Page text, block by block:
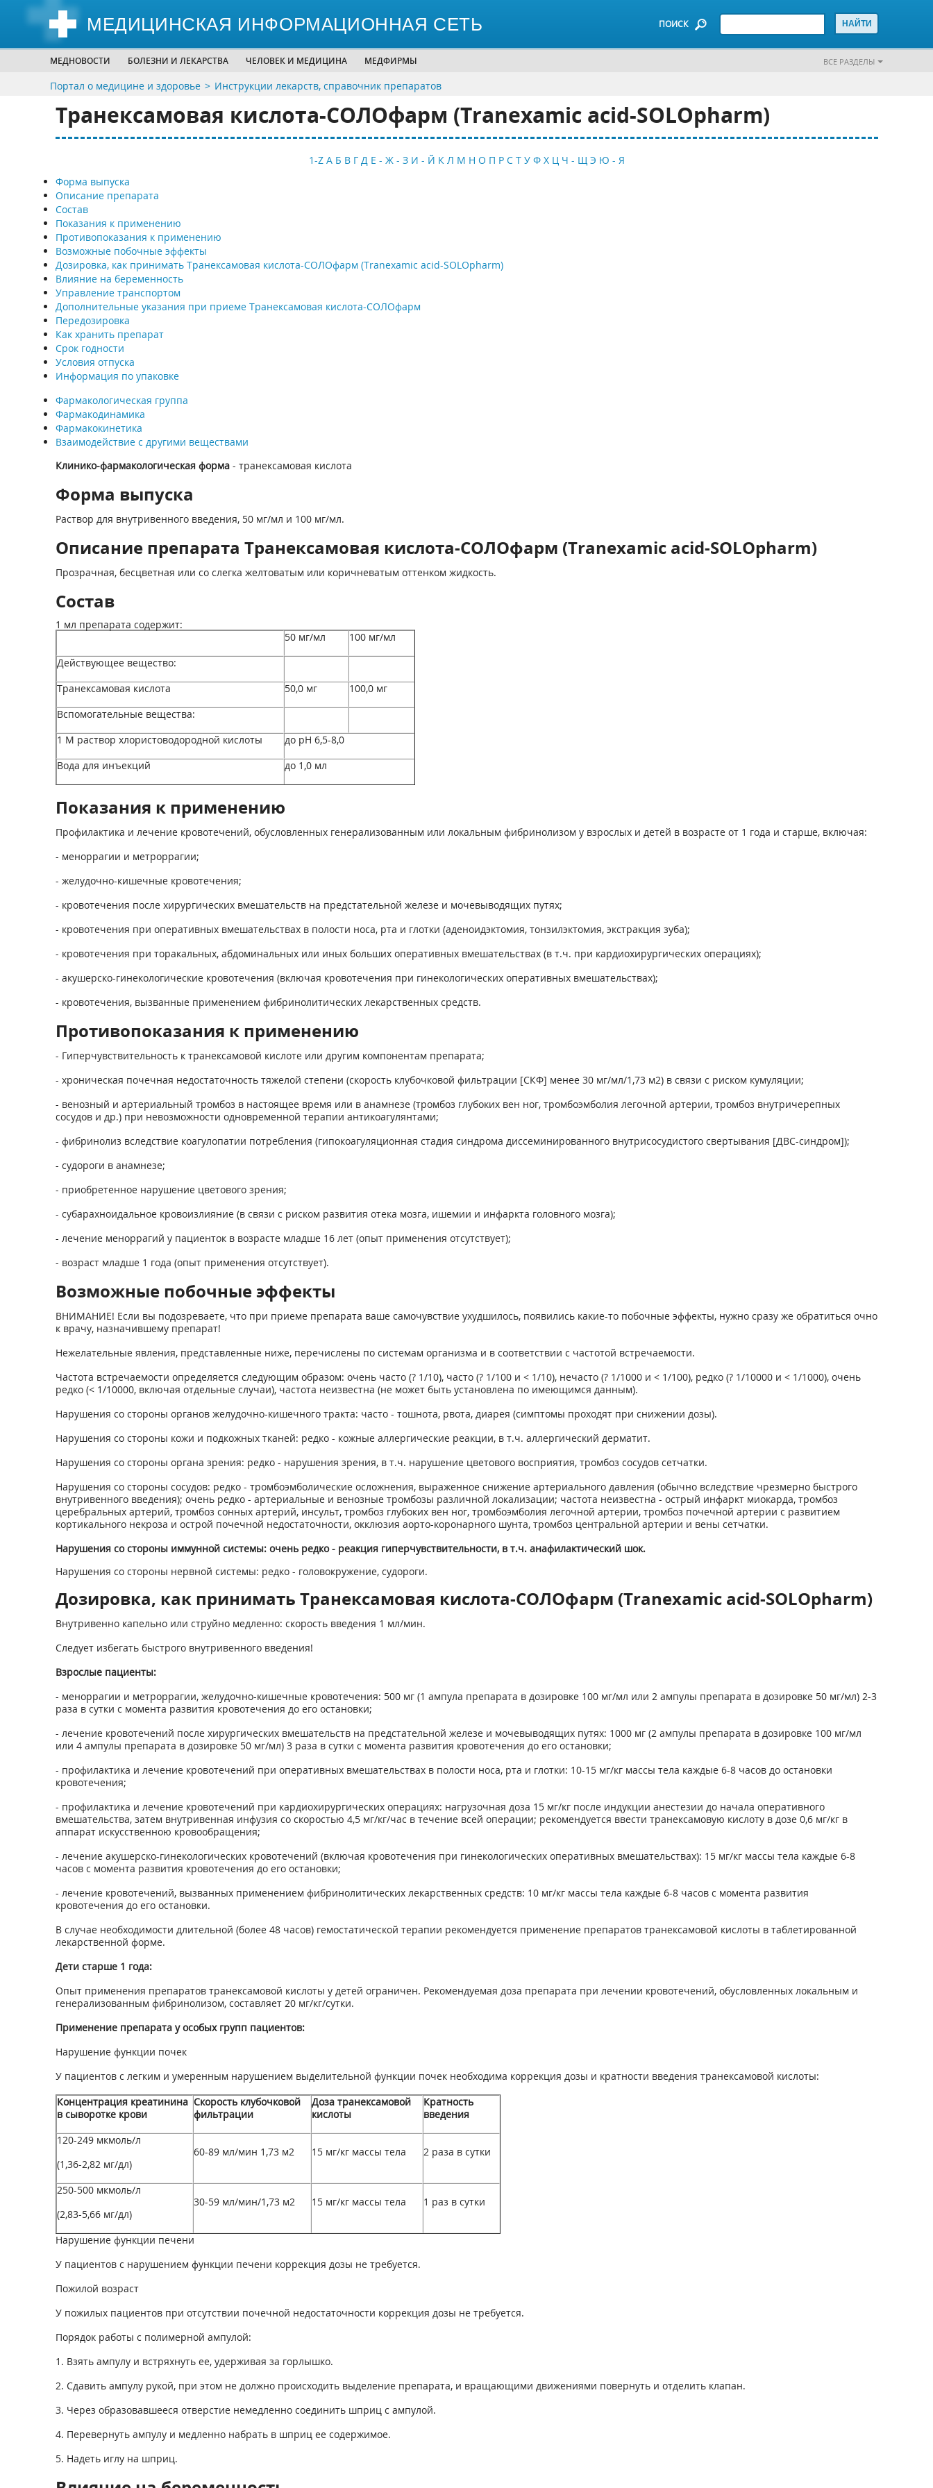
МЕДИЦИНСКАЯ ИНФОРМАЦИОННАЯ СЕТЬ ПОИСК
МЕДНОВОСТИ БОЛЕЗНИ И ЛЕКАРСТВА ЧЕЛОВЕК И МЕДИЦИНА МЕДФИРМЫ ВСЕ РАЗДЕЛЫ
Портал о медицине и здоровье Инструкции лекарств, справочник препаратов
Транексамовая кислота-СОЛОфарм (Tranexamic acid-SOLOpharm)
1-Z А Б В Г Д Е - Ж - З И - Й К Л М Н О П Р С Т У Ф Х Ц Ч - Щ Э Ю - Я
Форма выпуска
Описание препарата
Состав
Показания к применению
Противопоказания к применению
Возможные побочные эффекты
Дозировка, как принимать Транексамовая кислота-СОЛОфарм (Tranexamic acid-SOLOpharm)
Влияние на беременность
Управление транспортом
Дополнительные указания при приеме Транексамовая кислота-СОЛОфарм
Передозировка
Как хранить препарат
Срок годности
Условия отпуска
Информация по упаковке
Фармакологическая группа
Фармакодинамика
Фармакокинетика
Взаимодействие с другими веществами
Клинико-фармакологическая форма- транексамовая кислота
Форма выпуска
Раствор для внутривенного введения, 50 мг/мл и 100 мг/мл.
Описание препарата Транексамовая кислота-СОЛОфарм (Tranexamic acid-SOLOpharm)
Прозрачная, бесцветная или со слегка желтоватым или коричневатым оттенком жидкость.
Состав
1 мл препарата содержит:
50 мг/мл
100 мг/мл
Действующее вещество:
Транексамовая кислота
50,0 мг
100,0 мг
Вспомогательные вещества:
1 М раствор хлористоводородной кислоты
до pH 6,5-8,0
Вода для инъекций
до 1,0 мл
Показания к применению
Профилактика и лечение кровотечений, обусловленных генерализованным или локальным фибринолизом у взрослых и детей в возрасте от 1 года и старше, включая:
- меноррагии и метроррагии;
- желудочно-кишечные кровотечения;
- кровотечения после хирургических вмешательств на предстательной железе и мочевыводящих путях;
- кровотечения при оперативных вмешательствах в полости носа, рта и глотки (аденоидэктомия, тонзилэктомия, экстракция зуба);
- кровотечения при торакальных, абдоминальных или иных больших оперативных вмешательствах (в т.ч. при кардиохирургических операциях);
- акушерско-гинекологические кровотечения (включая кровотечения при гинекологических оперативных вмешательствах);
- кровотечения, вызванные применением фибринолитических лекарственных средств.
Противопоказания к применению
- Гиперчувствительность к транексамовой кислоте или другим компонентам препарата;
- хроническая почечная недостаточность тяжелой степени (скорость клубочковой фильтрации [СКФ] менее 30 мг/мл/1,73 м2) в связи с риском кумуляции;
- венозный и артериальный тромбоз в настоящее время или в анамнезе (тромбоз глубоких вен ног, тромбоэмболия легочной артерии, тромбоз внутричерепных
сосудов и др.) при невозможности одновременной терапии антикоагулянтами;
- фибринолиз вследствие коагулопатии потребления (гипокоагуляционная стадия синдрома диссеминированного внутрисосудистого свертывания [ДВС-синдром]);
- судороги в анамнезе;
- приобретенное нарушение цветового зрения;
- субарахноидальное кровоизлияние (в связи с риском развития отека мозга, ишемии и инфаркта головного мозга);
- лечение меноррагий у пациенток в возрасте младше 16 лет (опыт применения отсутствует);
- возраст младше 1 года (опыт применения отсутствует).
Возможные побочные эффекты
ВНИМАНИЕ! Если вы подозреваете, что при приеме препарата ваше самочувствие ухудшилось, появились какие-то побочные эффекты, нужно сразу же обратиться очно
к врачу, назначившему препарат!
Нежелательные явления, представленные ниже, перечислены по системам организма и в соответствии с частотой встречаемости.
Частота встречаемости определяется следующим образом: очень часто (? 1/10), часто (? 1/100 и < 1/10), нечасто (? 1/1000 и < 1/100), редко (? 1/10000 и < 1/1000), очень
редко (< 1/10000, включая отдельные случаи), частота неизвестна (не может быть установлена по имеющимся данным).
Нарушения со стороны органов желудочно-кишечного тракта: часто - тошнота, рвота, диарея (симптомы проходят при снижении дозы).
Нарушения со стороны кожи и подкожных тканей: редко - кожные аллергические реакции, в т.ч. аллергический дерматит.
Нарушения со стороны органа зрения: редко - нарушения зрения, в т.ч. нарушение цветового восприятия, тромбоз сосудов сетчатки.
Нарушения со стороны сосудов: редко - тромбоэмболические осложнения, выраженное снижение артериального давления (обычно вследствие чрезмерно быстрого
внутривенного введения); очень редко - артериальные и венозные тромбозы различной локализации; частота неизвестна - острый инфаркт миокарда, тромбоз
церебральных артерий, тромбоз сонных артерий, инсульт, тромбоз глубоких вен ног, тромбоэмболия легочной артерии, тромбоз почечной артерии с развитием
кортикального некроза и острой почечной недостаточности, окклюзия аорто-коронарного шунта, тромбоз центральной артерии и вены сетчатки.
Нарушения со стороны иммунной системы: очень редко - реакция гиперчувствительности, в т.ч. анафилактический шок.
Нарушения со стороны нервной системы: редко - головокружение, судороги.
Дозировка, как принимать Транексамовая кислота-СОЛОфарм (Tranexamic acid-SOLOpharm)
Внутривенно капельно или струйно медленно: скорость введения 1 мл/мин.
Следует избегать быстрого внутривенного введения!
Взрослые пациенты:
- меноррагии и метроррагии, желудочно-кишечные кровотечения: 500 мг (1 ампула препарата в дозировке 100 мг/мл или 2 ампулы препарата в дозировке 50 мг/мл) 2-3
раза в сутки с момента развития кровотечения до его остановки;
- лечение кровотечений после хирургических вмешательств на предстательной железе и мочевыводящих путях: 1000 мг (2 ампулы препарата в дозировке 100 мг/мл
или 4 ампулы препарата в дозировке 50 мг/мл) 3 раза в сутки с момента развития кровотечения до его остановки;
- профилактика и лечение кровотечений при оперативных вмешательствах в полости носа, рта и глотки: 10-15 мг/кг массы тела каждые 6-8 часов до остановки
кровотечения;
- профилактика и лечение кровотечений при кардиохирургических операциях: нагрузочная доза 15 мг/кг после индукции анестезии до начала оперативного
вмешательства, затем внутривенная инфузия со скоростью 4,5 мг/кг/час в течение всей операции; рекомендуется ввести транексамовую кислоту в дозе 0,6 мг/кг в
аппарат искусственною кровообращения;
- лечение акушерско-гинекологических кровотечений (включая кровотечения при гинекологических оперативных вмешательствах): 15 мг/кг массы тела каждые 6-8
часов с момента развития кровотечения до его остановки;
- лечение кровотечений, вызванных применением фибринолитических лекарственных средств: 10 мг/кг массы тела каждые 6-8 часов с момента развития
кровотечения до его остановки.
В случае необходимости длительной (более 48 часов) гемостатической терапии рекомендуется применение препаратов транексамовой кислоты в таблетированной
лекарственной форме.
Дети старше 1 года:
Опыт применения препаратов транексамовой кислоты у детей ограничен. Рекомендуемая доза препарата при лечении кровотечений, обусловленных локальным и
генерализованным фибринолизом, составляет 20 мг/кг/сутки.
Применение препарата у особых групп пациентов:
Нарушение функции почек
У пациентов с легким и умеренным нарушением выделительной функции почек необходима коррекция дозы и кратности введения транексамовой кислоты:
Концентрация креатинина
в сыворотке крови
Скорость клубочковой
фильтрации
Доза транексамовой
кислоты
Кратность
введения
120-249 мкмоль/л
(1,36-2,82 мг/дл)
60-89 мл/мин 1,73 м2 15 мг/кг массы тела 2 раза в сутки
250-500 мкмоль/л
(2,83-5,66 мг/дл)
30-59 мл/мин/1,73 м2 15 мг/кг массы тела 1 раз в сутки
Нарушение функции печени
У пациентов с нарушением функции печени коррекция дозы не требуется.
Пожилой возраст
У пожилых пациентов при отсутствии почечной недостаточности коррекция дозы не требуется.
Порядок работы с полимерной ампулой:
1. Взять ампулу и встряхнуть ее, удерживая за горлышко.
2. Сдавить ампулу рукой, при этом не должно происходить выделение препарата, и вращающими движениями повернуть и отделить клапан.
3. Через образовавшееся отверстие немедленно соединить шприц с ампулой.
4. Перевернуть ампулу и медленно набрать в шприц ее содержимое.
5. Надеть иглу на шприц.